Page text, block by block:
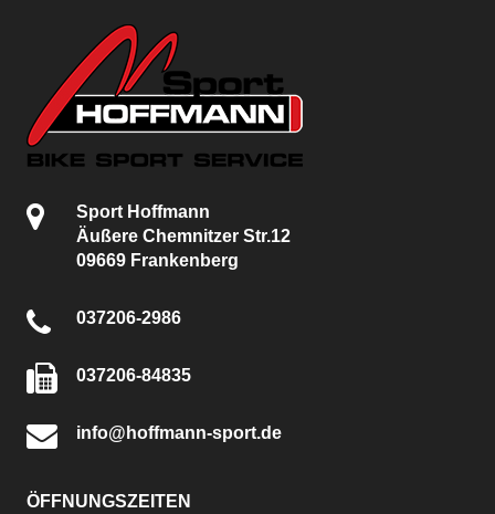
Sport Hoffmann
Äußere Chemnitzer Str.12
09669 Frankenberg
037206-2986
037206-84835
info@hoffmann-sport.de
ÖFFNUNGSZEITEN